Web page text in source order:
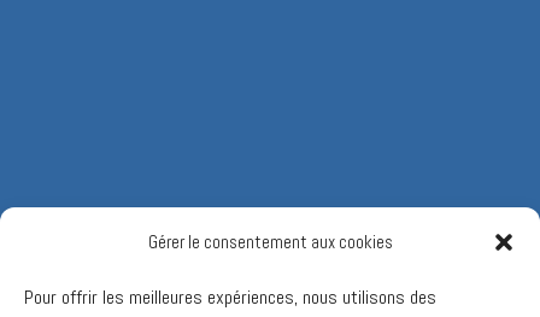
Gérer le consentement aux cookies
Pour offrir les meilleures expériences, nous utilisons des